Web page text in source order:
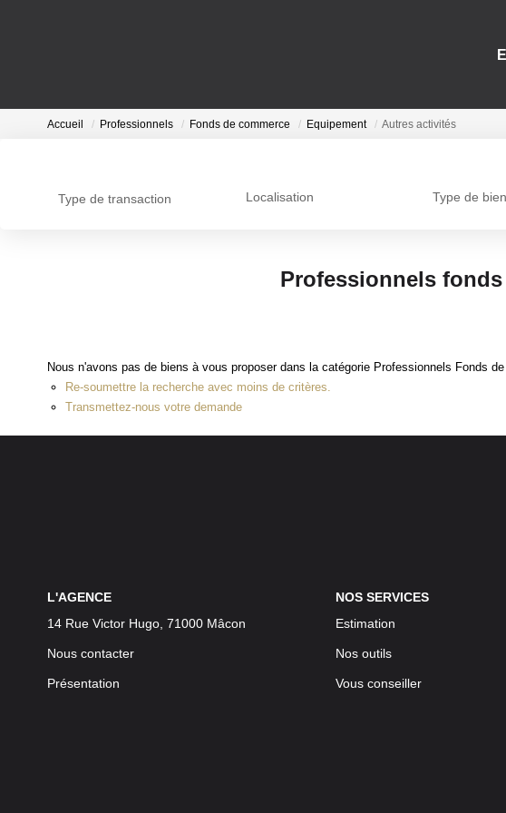
Accueil Professionnels Fonds de commerce Equipement Autres activités
Type de transaction Localisation Type de bien
Professionnels
Nous n'avons pas de biens à vous proposer dans la catégorie Professionnels Fonds
Re-soumettre la recherche avec moins de critères.
Transmettez-nous votre demande
L'AGENCE
14 Rue Victor Hugo, 71000 Mâcon
Nous contacter
Présentation
NOS SERVICES
Estimation
Nos outils
Vous conseiller